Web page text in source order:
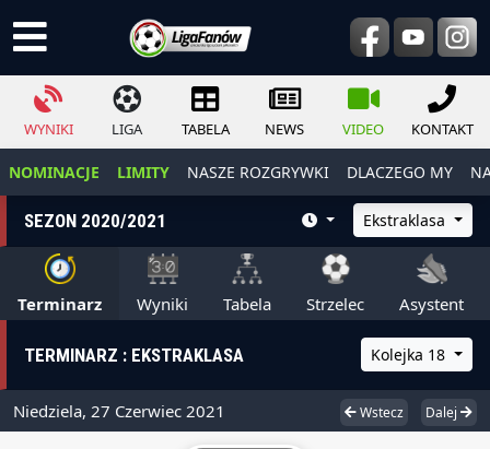
WYNIKI LIGA TABELA NEWS VIDEO KONTAKT
NOMINACJE LIMITY NASZE ROZGRYWKI DLACZEGO MY
SEZON 2020/2021 Ekstraklasa
Terminarz Wyniki Tabela Strzelec Asystent
TERMINARZ : EKSTRAKLASA Kolejka 18
Niedziela, 27 Czerwiec 2021 Wstecz Dalej